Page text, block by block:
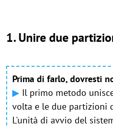
1. Unire due
Prima di farlo, dovresti
▶ Il primo metodo
volta e le due partizioni
L'unità di avvio del